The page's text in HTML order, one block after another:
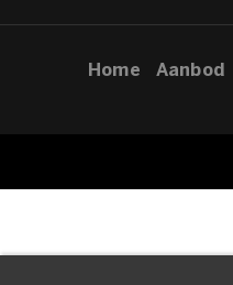
Home Aanbod